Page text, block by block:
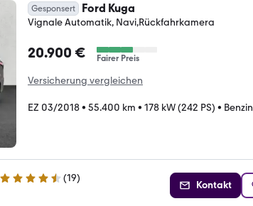
Gesponsert Ford Kuga
Vignale Automatik, Navi,Rückfahrkamera
20.900 € Fairer Preis
Versicherung vergleichen
EZ 03/2018• 55.400 km • 178 kW (242 PS) • Benzin
4.5 Sterne (19)
Kontakt